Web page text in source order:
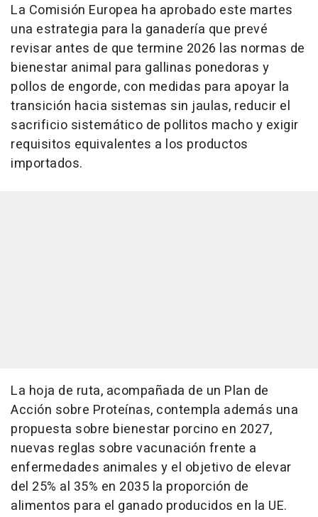
La Comisión Europea ha aprobado este martes
una estrategia para la ganadería que prevé
revisar antes de que termine 2026 las normas de
bienestar animal para gallinas ponedoras y
pollos de engorde, con medidas para apoyar la
transición hacia sistemas sin jaulas, reducir el
sacrificio sistemático de pollitos macho y exigir
requisitos equivalentes a los productos
importados.
La hoja de ruta, acompañada de un Plan de
Acción sobre Proteínas, contempla además una
propuesta sobre bienestar porcino en 2027,
nuevas reglas sobre vacunación frente a
enfermedades animales y el objetivo de elevar
del 25% al 35% en 2035 la proporción de
alimentos para el ganado producidos en la UE.